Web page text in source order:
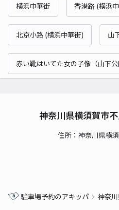
横浜中華街 香港路 (横浜
北京小路 (横浜中華街) 山
赤い靴はいてた女の子像（山下公
神奈川県横須賀市
住所：神奈川県横
駐車場予約のアキッパ 神奈